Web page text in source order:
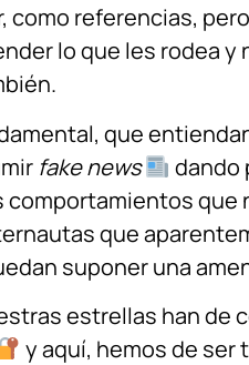
como referencias,
lo que les rodea
que
fake news
dando
que
que
suponer una
estrellas han de
y aquí, hemos de